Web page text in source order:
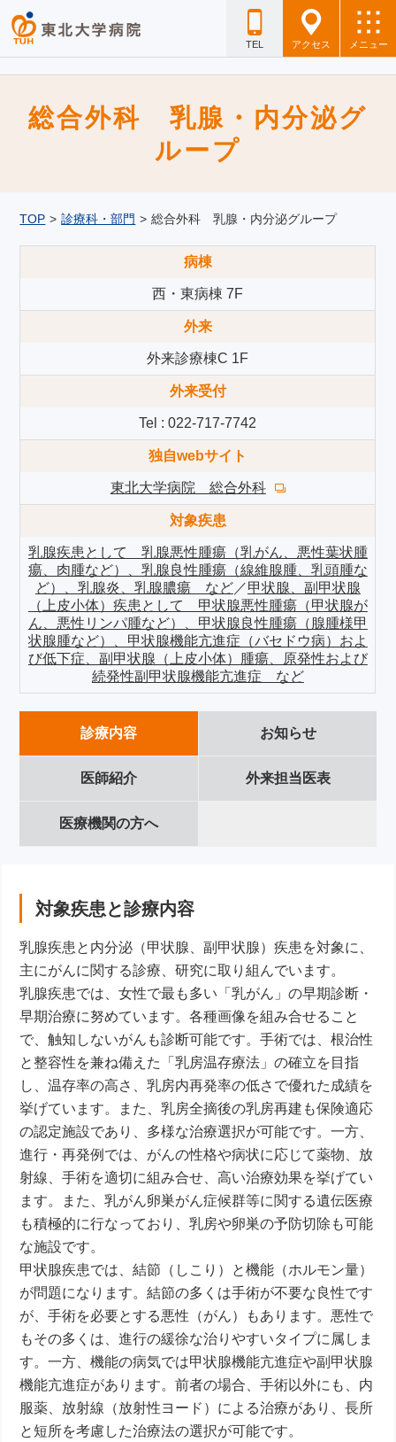
TEL アクセス メニュー
総合外科 乳腺・内分泌グ
ループ
TOP > 診療科・部門 > 総合外科 乳腺・内分泌グループ
病棟
西・東病棟 7F
外来
外来診療棟C 1F
外来受付
Tel : 022-717-7742
独自webサイト
東北大学病院 総合外科
対象疾患
乳腺疾患として 乳腺悪性腫瘍（乳がん、悪性葉状腫
瘍、肉腫など）、乳腺良性腫瘍（線維腺腫、乳頭腫な
ど）、乳腺炎、乳腺膿瘍 など／甲状腺、副甲状腺
（上皮小体）疾患として 甲状腺悪性腫瘍（甲状腺が
ん、悪性リンパ腫など）、甲状腺良性腫瘍（腺腫様甲
状腺腫など）、甲状腺機能亢進症（バセドウ病）およ
び低下症、副甲状腺（上皮小体）腫瘍、原発性および
続発性副甲状腺機能亢進症 など
診療内容 お知らせ
医師紹介 外来担当医表
医療機関の方へ
対象疾患と診療内容
乳腺疾患と内分泌（甲状腺、副甲状腺）疾患を対象に、
主にがんに関する診療、研究に取り組んでいます。
乳腺疾患では、女性で最も多い「乳がん」の早期診断・
早期治療に努めています。各種画像を組み合せること
で、触知しないがんも診断可能です。手術では、根治性
と整容性を兼ね備えた「乳房温存療法」の確立を目指
し、温存率の高さ、乳房内再発率の低さで優れた成績を
挙げています。また、乳房全摘後の乳房再建も保険適応
の認定施設であり、多様な治療選択が可能です。一方、
進行・再発例では、がんの性格や病状に応じて薬物、放
射線、手術を適切に組み合せ、高い治療効果を挙げてい
ます。また、乳がん卵巣がん症候群等に関する遺伝医療
も積極的に行なっており、乳房や卵巣の予防切除も可能
な施設です。
甲状腺疾患では、結節（しこり）と機能（ホルモン量）
が問題になります。結節の多くは手術が不要な良性です
が、手術を必要とする悪性（がん）もあります。悪性で
もその多くは、進行の緩徐な治りやすいタイプに属しま
す。一方、機能の病気では甲状腺機能亢進症や副甲状腺
機能亢進症があります。前者の場合、手術以外にも、内
服薬、放射線（放射性ヨード）による治療があり、長所
と短所を考慮した治療法の選択が可能です。